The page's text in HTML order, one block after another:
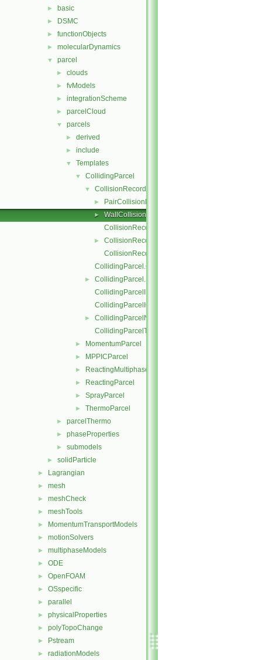
► basic
► DSMC
► functionObjects
► molecularDynamics
▼ parcel
► clouds
► fvModels
► integrationScheme
► parcelCloud
▼ parcels
► derived
► include
▼ Templates
▼ CollidingParcel
▼ CollisionRecordList
► PairCollisionRecord
►
WallCollisionRecord
CollisionRecordList.C
►
CollisionRecordList.H
CollisionRecordListI.H
CollidingParcel.C
►
CollidingParcel.H
CollidingParcelI.H
CollidingParcelIO.C
►
CollidingParcelName.C
CollidingParcelTrackingDataI.H
► MomentumParcel
► MPPICParcel
► ReactingMultiphaseParcel
► ReactingParcel
► SprayParcel
► ThermoParcel
► parcelThermo
► phaseProperties
► submodels
► solidParticle
► Lagrangian
► mesh
► meshCheck
► meshTools
► MomentumTransportModels
► motionSolvers
► multiphaseModels
► ODE
► OpenFOAM
► OSspecific
► parallel
► physicalProperties
► polyTopoChange
► Pstream
► radiationModels